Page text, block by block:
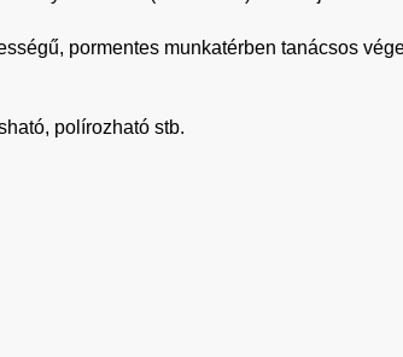
pormentes munkatérben tanácsos
polírozható stb.